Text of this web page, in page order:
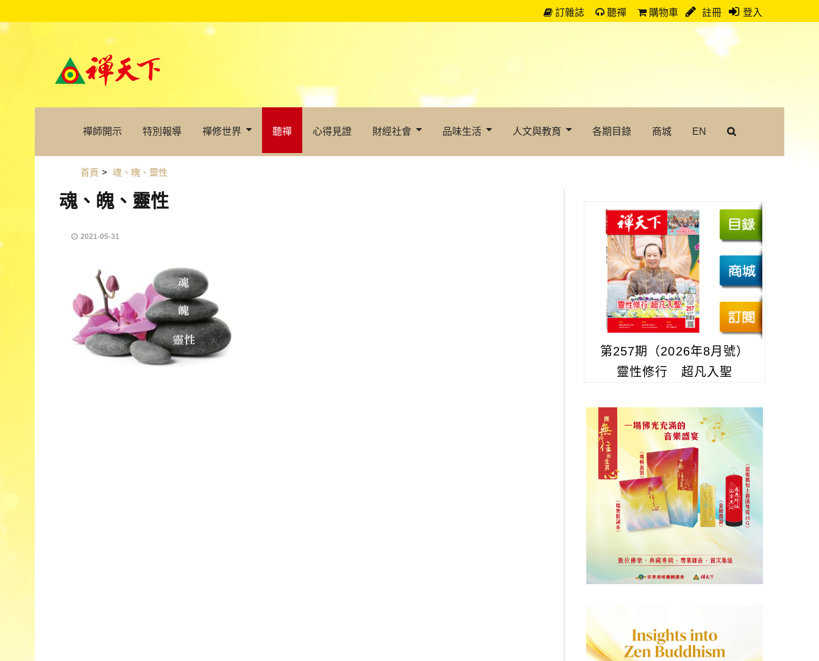
訂雜誌 聽禪 購物車 註冊 登入
禪師開示 特別報導 禪修世界 聽禪 心得見證 財經社會 品味生活 人文與教育 各期目錄 商城 EN
首頁 > 魂、魄、靈性
魂、魄、靈性
2021-05-31
第257期（2026年8月號）
靈性修行 超凡入聖